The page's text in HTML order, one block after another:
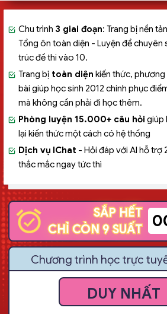
Chu trình 3 giai đoạn: Trang bị nền
Tổng ôn toàn diện - Luyện đề chuyên
trúc đề thi vào 10.
Trang bịtoàn diện kiến thức, phương
bài giúp học sinh 2012 chinh phục
mà không cần phải đi học thêm.
Phòng luyện 15.000+ câu hỏi giúp
lại kiến thức một cách có hệ thống
Dịch vụ IChat - Hỏi đáp với AI hỗ trợ
thắc mắc ngay tức thì
Chương trình học trực
DUY NHẤT
SẮP HẾT
CHỈ CÒN 9 SUẤT
SẮP HẾT
CHỈ CÒN 9 SUẤT